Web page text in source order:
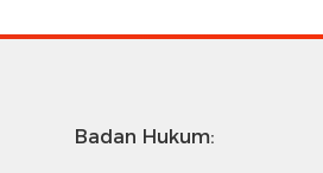
Badan Hukum: